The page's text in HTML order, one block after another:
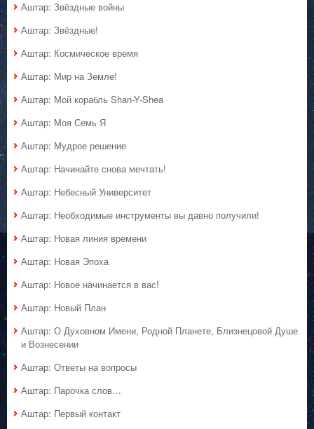
Аштар: Звёздные войны
Аштар: Звёздные!
Аштар: Космическое время
Аштар: Мир на Земле!
Аштар: Мой корабль Shan-Y-Shea
Аштар: Моя Семь Я
Аштар: Мудрое решение
Аштар: Начинайте снова мечтать!
Аштар: Небесный Университет
Аштар: Необходимые инструменты вы давно получили!
Аштар: Новая линия времени
Аштар: Новая Эпоха
Аштар: Новое начинается в вас!
Аштар: Новый План
Аштар: О Духовном Имени, Родной Планете, Близнецовой Душе
и Вознесении
Аштар: Ответы на вопросы
Аштар: Парочка слов…
Аштар: Первый контакт